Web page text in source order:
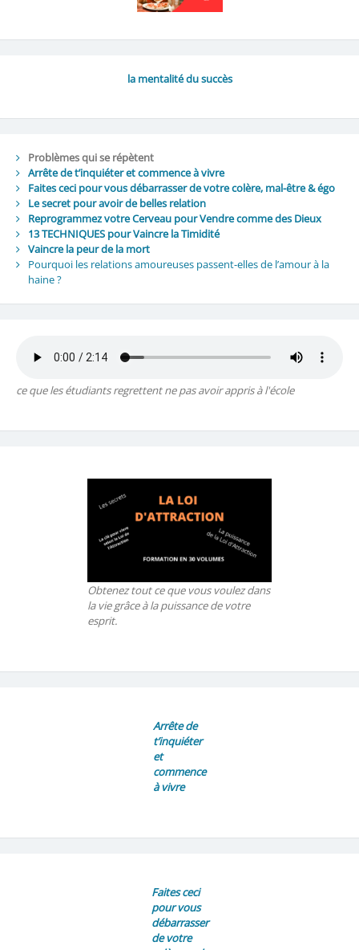
la mentalité du succès
Problèmes qui se répètent
Arrête de t’inquiéter et commence à vivre
Faites ceci pour vous débarrasser de votre colère, mal-être & égo
Le secret pour avoir de belles relation
Reprogrammez votre Cerveau pour Vendre comme des Dieux
13 TECHNIQUES pour Vaincre la Timidité
Vaincre la peur de la mort
Pourquoi les relations amoureuses passent-elles de l’amour à la
haine ?
ce que les étudiants regrettent ne pas avoir appris à l'école
Obtenez tout ce que vous voulez dans
la vie grâce à la puissance de votre
esprit.
Arrête de
t’inquiéter
et
commence
à vivre
Faites ceci
pour vous
débarrasser
de votre